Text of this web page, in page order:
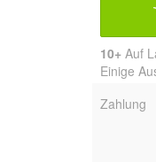
10+ Auf
Einige
Zahlung